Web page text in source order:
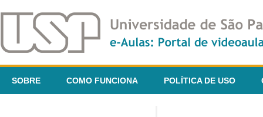
SOBRE COMO FUNCIONA POLÍTICA DE USO